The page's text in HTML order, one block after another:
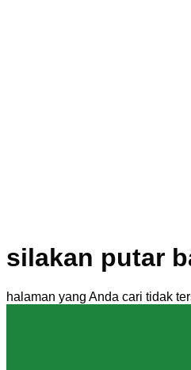
silakan putar
halaman yang Anda cari tidak